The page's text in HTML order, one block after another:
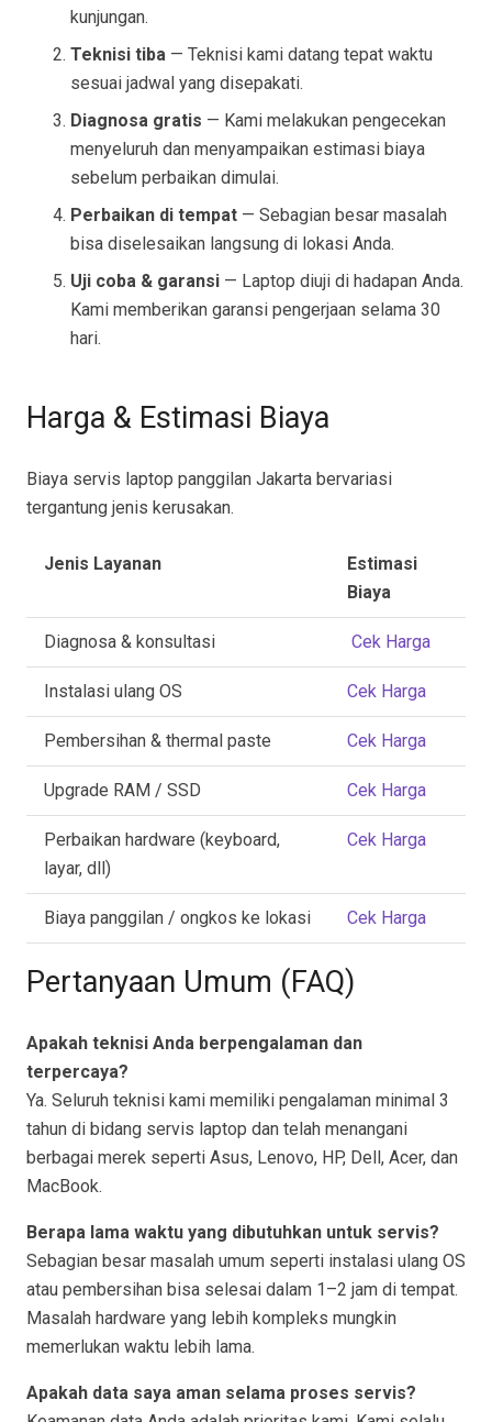
kunjungan.
Teknisi tiba — Teknisi kami datang tepat waktu
sesuai jadwal yang disepakati.
Diagnosa gratis — Kami melakukan pengecekan
menyeluruh dan menyampaikan estimasi biaya
sebelum perbaikan dimulai.
Perbaikan di tempat — Sebagian besar masalah
bisa diselesaikan langsung di lokasi Anda.
Uji coba & garansi — Laptop diuji di hadapan Anda.
Kami memberikan garansi pengerjaan selama 30
hari.
Harga & Estimasi Biaya
Biaya servis laptop panggilan Jakarta bervariasi
tergantung jenis kerusakan.
Jenis Layanan
Estimasi
Biaya
Diagnosa & konsultasi Cek Harga
Instalasi ulang OS Cek Harga
Pembersihan & thermal paste Cek Harga
Upgrade RAM / SSD Cek Harga
Perbaikan hardware (keyboard,
layar, dll)
Cek Harga
Biaya panggilan / ongkos ke lokasi Cek Harga
Pertanyaan Umum (FAQ)
Apakah teknisi Anda berpengalaman dan
terpercaya?
Ya. Seluruh teknisi kami memiliki pengalaman minimal 3
tahun di bidang servis laptop dan telah menangani
berbagai merek seperti Asus, Lenovo, HP, Dell, Acer, dan
MacBook.
Berapa lama waktu yang dibutuhkan untuk servis?
Sebagian besar masalah umum seperti instalasi ulang OS
atau pembersihan bisa selesai dalam 1–2 jam di tempat.
Masalah hardware yang lebih kompleks mungkin
memerlukan waktu lebih lama.
Apakah data saya aman selama proses servis?